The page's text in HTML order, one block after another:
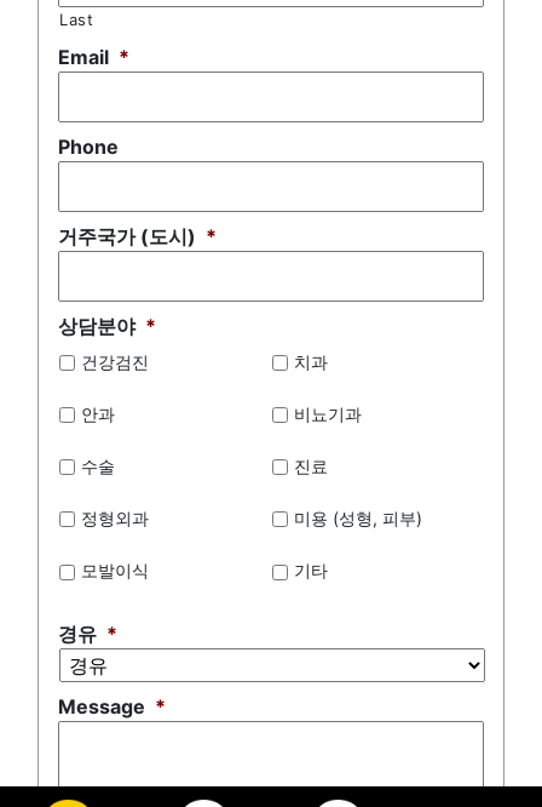
Last
Email *
Phone
거주국가 (도시) *
상담분야 *
건강검진 치과
안과 비뇨기과
수술 진료
정형외과 미용 (성형, 피부)
모발이식 기타
경유 *
Message *